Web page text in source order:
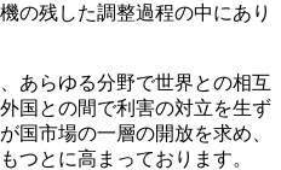
の残した調整過程の中にあり
あらゆる分野で世界との相互
国との間で利害の対立を生ず
国市場の一層の開放を求め、
つとに高まっております。